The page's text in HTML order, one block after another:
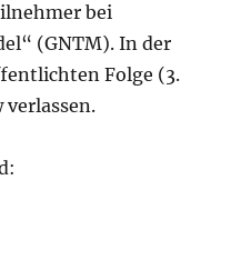
bei
(GNTM). In der
Folge (3.
verlassen.